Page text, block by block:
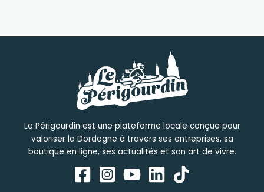
Le Périgourdin est une plateforme locale conçue pour
valoriser la Dordogne à travers ses entreprises, sa
boutique en ligne, ses actualités et son art de vivre.